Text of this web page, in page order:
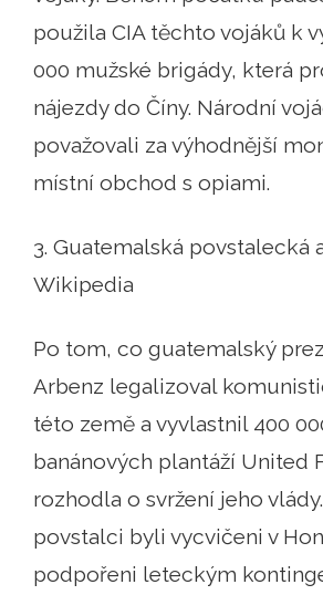
použila CIA těchto vojáků k
000 mužské brigády, která
nájezdy do Číny. Národní
považovali za výhodnější
místní obchod s opiami.
3. Guatemalská povstalecká
Wikipedia
Po tom, co guatemalský
Arbenz legalizoval
této země a vyvlastnil 400
banánových plantáží United
rozhodla o svržení jeho
povstalci byli vycvičeni v
podpořeni leteckým